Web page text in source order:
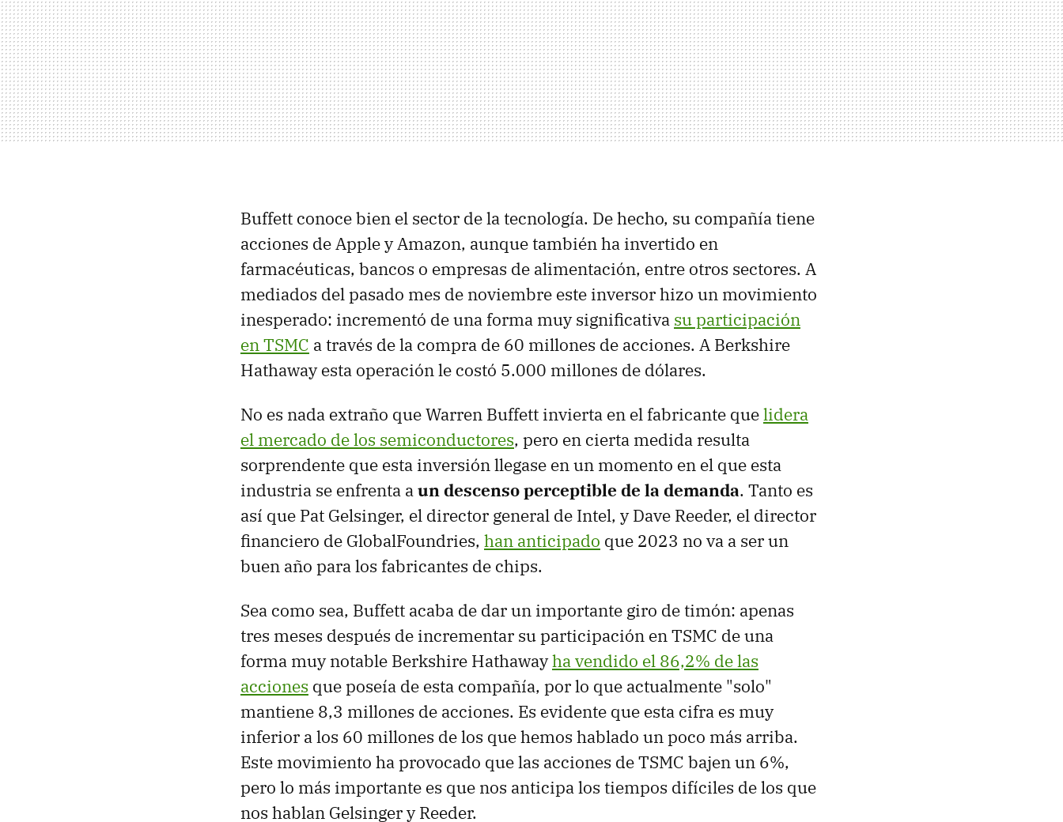
Buffett conoce bien el sector de la tecnología. De hecho, su compañía tiene
acciones de Apple y Amazon, aunque también ha invertido en
farmacéuticas, bancos o empresas de alimentación, entre otros sectores. A
mediados del pasado mes de noviembre este inversor hizo un movimiento
inesperado: incrementó de una forma muy significativa su participación
en TSMC a través de la compra de 60 millones de acciones. A Berkshire
Hathaway esta operación le costó 5.000 millones de dólares.
No es nada extraño que Warren Buffett invierta en el fabricante quelidera
el mercado de los semiconductores, pero en cierta medida resulta
sorprendente que esta inversión llegase en un momento en el que esta
industria se enfrenta aun descenso perceptible de la demanda. Tanto es
así que Pat Gelsinger, el director general de Intel, y Dave Reeder, el director
financiero de GlobalFoundries, han anticipado que 2023 no va a ser un
buen año para los fabricantes de chips.
Sea como sea, Buffett acaba de dar un importante giro de timón: apenas
tres meses después de incrementar su participación en TSMC de una
forma muy notable Berkshire Hathawayha vendido el 86,2% de las
acciones que poseía de esta compañía, por lo que actualmente "solo"
mantiene 8,3 millones de acciones. Es evidente que esta cifra es muy
inferior a los 60 millones de los que hemos hablado un poco más arriba.
Este movimiento ha provocado que las acciones de TSMC bajen un 6%,
pero lo más importante es que nos anticipa los tiempos difíciles de los que
nos hablan Gelsinger y Reeder.